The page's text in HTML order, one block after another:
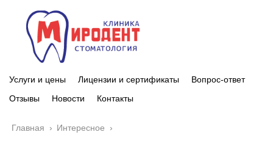
Услуги и цены Лицензии и сертификаты
Вопрос-ответ
Отзывы
Новости Контакты
Главная › Интересное ›